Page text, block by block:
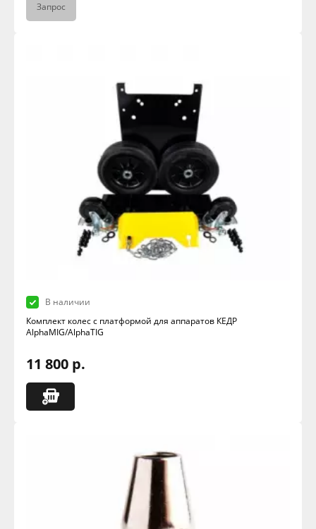
Запрос
В наличии
Комплект колес с платформой для аппаратов КЕДР
AlphaMIG/AlphaTIG
11 800 р.